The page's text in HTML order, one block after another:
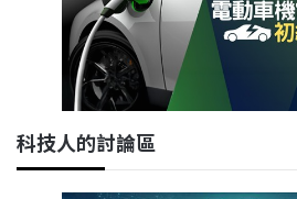
科技人的討論區